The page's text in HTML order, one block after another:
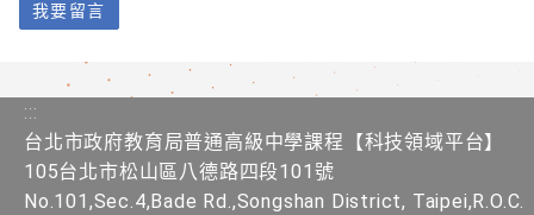
我要留言
:::
台北市政府教育局普通高級中學課程​【​科技領域平台】
105台北市松山區八德路四段101號
No.101,Sec.4,Bade Rd.,Songshan District, Taipei,R.O.C.